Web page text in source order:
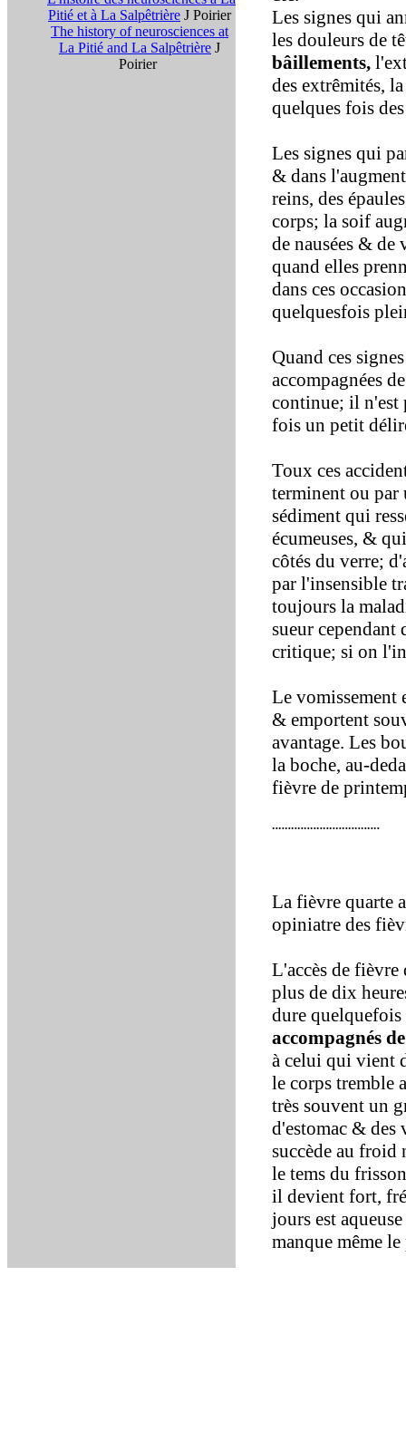
Pitié et à La Salpêtrière J Poirier
The history of neurosciences at
La Pitié and La Salpêtrière J
Poirier
Les signes qui
les douleurs de
bâillements,
des extrêmités,
quelques fois
Les signes qui
& dans
reins, des
corps; la soif
de nausées & de
quand elles
dans ces
quelquesfois
Quand ces
accompagnées
continue; il n'est
fois un petit
Toux ces
terminent ou par
sédiment qui
écumeuses, &
côtés du verre;
par l'insensible
toujours la
sueur cependant
critique; si on
Le vomissement
& emportent
avantage. Les
la boche, au-
fièvre de
¨¨¨¨¨¨¨¨¨¨¨¨¨¨¨¨¨
La fièvre quarte
opiniatre des
L'accès de
plus de dix
dure
accompagnés
à celui qui vient
le corps tremble
très souvent un
d'estomac & des
succède au froid
le tems du
il devient fort,
jours est
manque même